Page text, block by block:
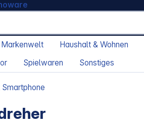
Haushalt & Wohnen
Spielwaren Sonstiges